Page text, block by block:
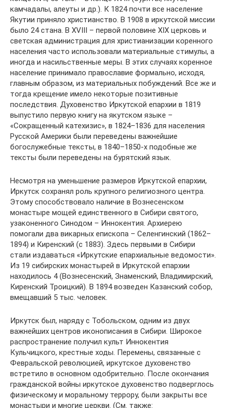
камчадалы, алеуты и др.). К 1824 почти все население
Якутии приняло христианство. В 1908 в иркутской миссии
было 24 стана. В XVIII – первой половине XIX церковь и
светская администрация для христианизации коренного
населения часто использовали материальные стимулы, а
иногда и насильственные меры. В этих случаях коренное
население принимало православие формально, исходя,
главным образом, из материальных побуждений. Все же и
тогда крещение имело некоторые позитивные
последствия. Духовенство Иркутской епархии в 1819
выпустило первую книгу на якутском языке –
«Сокращенный катехизис», в 1824–1836 для населения
Русской Америки были переведены важнейшие
богослужебные тексты, в 1840–1850-х подобные же
тексты были переведены на бурятский язык.
Несмотря на уменьшение размеров Иркутской епархии,
Иркутск сохранял роль крупного религиозного центра.
Этому способствовало наличие в Вознесенском
монастыре мощей единственного в Сибири святого,
узаконенного Синодом – Иннокентия. Архиерею
помогали два викарных епископа – Селенгинский (1862–
1894) и Киренский (с 1883). Здесь первыми в Сибири
стали издаваться «Иркутские епархиальные ведомости».
Из 19 сибирских монастырей в Иркутской епархии
находилось 4 (Вознесенский, Знаменский, Владимирский,
Киренский Троицкий). В 1894 возведен Казанский собор,
вмещавший 5 тыс. человек.
Иркутск был, наряду с Тобольском, одним из двух
важнейших центров иконописания в Сибири. Широкое
распространение получил культ Иннокентия
Кульчицкого, крестные ходы. Перемены, связанные с
Февральской революцией, иркутское духовенство
встретило в основном одобрительно. После окончания
гражданской войны иркутское духовенство подверглось
физическому и моральному террору, были закрыты все
монастыри и многие церкви. (См. также: